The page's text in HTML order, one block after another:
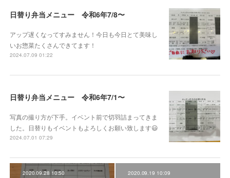
日替り弁当メニュー 令和6年7/8〜
アップ遅くなってすみません！今日も今日とて美味し
いお惣菜たくさんできてます！
2024.07.09 01:22
日替り弁当メニュー 令和6年7/1〜
写真の撮り方が下手。イベント前で切羽詰まってきま
した。日替りもイベントもよろしくお願い致します😃
2024.07.01 07:29
2020.09.28 10:50 2020.09.19 10:09